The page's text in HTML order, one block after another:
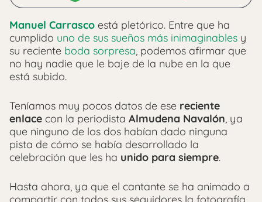
Manuel Carrasco está pletórico. Entre que ha
cumplido uno de sus sueños más inimaginables y
su reciente boda sorpresa, podemos afirmar que
no hay nadie que le baje de la nube en la que
está subido.
Teníamos muy pocos datos de ese reciente
enlace con la periodista Almudena Navalón, ya
que ninguno de los dos habían dado ninguna
pista de cómo se había desarrollado la
celebración que les ha unido para siempre.
Hasta ahora, ya que el cantante se ha animado a
compartir con todos sus seguidores la fotografía